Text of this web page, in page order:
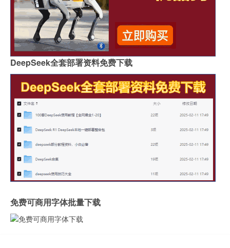
DeepSeek全套部署资料免费下载
免费可商用字体批量下载